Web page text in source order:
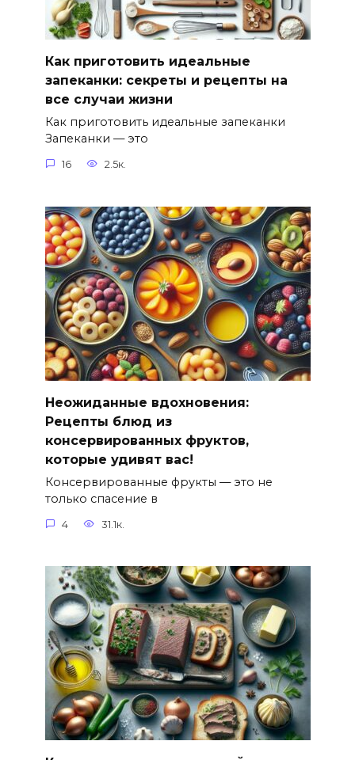
Как приготовить идеальные
запеканки: секреты и рецепты на
все случаи жизни
Как приготовить идеальные запеканки
Запеканки — это
16 2.5к.
Неожиданные вдохновения:
Рецепты блюд из
консервированных фруктов,
которые удивят вас!
Консервированные фрукты — это не
только спасение в
4 31.1к.